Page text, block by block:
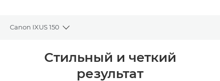
Canon IXUS 150
Toggle breadcrumbs
Общая информация
Технические характеристики
Стильный и четкий
результат